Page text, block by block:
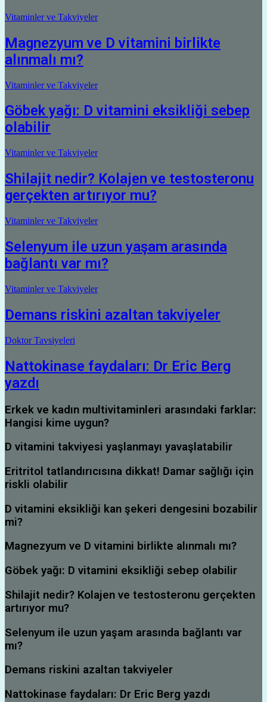
Vitaminler ve Takviyeler
Magnezyum ve D vitamini birlikte
alınmalı mı?
Vitaminler ve Takviyeler
Göbek yağı: D vitamini eksikliği sebep
olabilir
Vitaminler ve Takviyeler
Shilajit nedir? Kolajen ve testosteronu
gerçekten artırıyor mu?
Vitaminler ve Takviyeler
Selenyum ile uzun yaşam arasında
bağlantı var mı?
Vitaminler ve Takviyeler
Demans riskini azaltan takviyeler
Doktor Tavsiyeleri
Nattokinase faydaları: Dr Eric Berg
yazdı
Erkek ve kadın multivitaminleri arasındaki farklar:
Hangisi kime uygun?
D vitamini takviyesi yaşlanmayı yavaşlatabilir
Eritritol tatlandırıcısına dikkat! Damar sağlığı için
riskli olabilir
D vitamini eksikliği kan şekeri dengesini bozabilir
mi?
Magnezyum ve D vitamini birlikte alınmalı mı?
Göbek yağı: D vitamini eksikliği sebep olabilir
Shilajit nedir? Kolajen ve testosteronu gerçekten
artırıyor mu?
Selenyum ile uzun yaşam arasında bağlantı var
mı?
Demans riskini azaltan takviyeler
Nattokinase faydaları: Dr Eric Berg yazdı